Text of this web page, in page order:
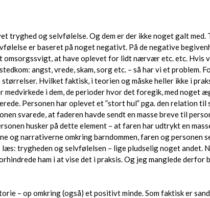
tryghed og selvfølelse. Og dem er der ikke noget galt med.
er baseret på noget negativt. På de negative
at have oplevet for lidt nærvær etc. etc. Hvis
angst, vrede, skam, sorg etc. – så har vi et problem.
Hvilket faktisk, i teorien og måske heller ikke i
i dem, de perioder hvor det foregik, med noget
Personen har oplevet et ”stort hul” pga. den relation
svarede, at faderen havde sendt en masse breve til
husker på dette element – at faren har udtrykt en
og narrativerne omkring barndommen, faren og personen
trygheden og selvfølelsen – lige pludselig noget andet.
ham i at vise det i praksis. Og jeg manglede
– op omkring (også) et positivt minde. Som faktisk er